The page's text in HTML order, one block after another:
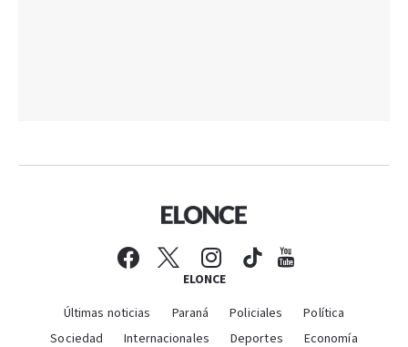
ELONCE
Últimas noticias Paraná Policiales
Política
Sociedad
Internacionales Deportes Economía